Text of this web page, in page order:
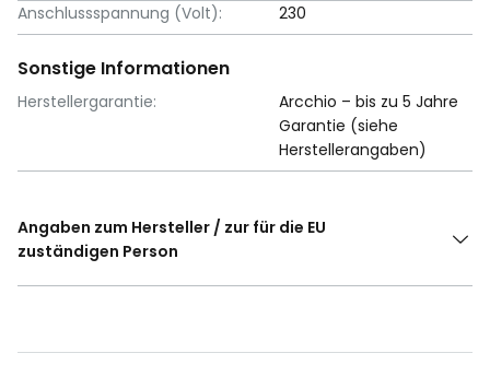
Anschlussspannung (Volt):
230
Sonstige Informationen
Herstellergarantie:
Arcchio – bis zu 5 Jahre
Garantie (siehe
Herstellerangaben)
Angaben zum Hersteller / zur für die EU
zuständigen Person